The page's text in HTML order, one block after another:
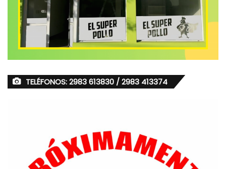
TELÉFONOS: 2983 613830 / 2983 413374